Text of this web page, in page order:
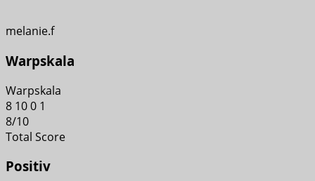
melanie.f
Warpskala
Warpskala
8 100 1
8/10
Total Score
Positiv